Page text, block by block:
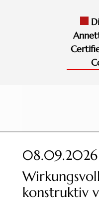
08.09.2026
konstruktiv